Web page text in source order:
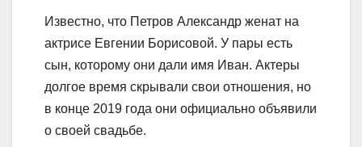
Известно, что Петров Александр женат на
актрисе Евгении Борисовой. У пары есть
сын, которому они дали имя Иван. Актеры
долгое время скрывали свои отношения, но
в конце 2019 года они официально объявили
о своей свадьбе.